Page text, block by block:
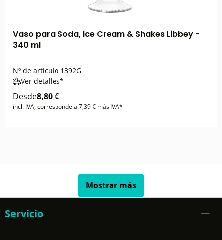
Vaso para Soda, Ice Cream & Shakes Libbey -
340 ml
Nº de artículo 1392G
Ver detalles*
Desde8,80 €
incl. IVA, corresponde a 7,39 € más IVA*
Mostrar más
Servicio